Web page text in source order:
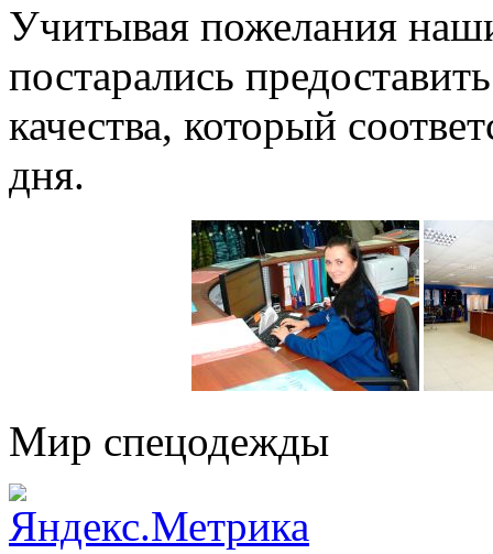
Учитывая пожелания
постарались
качества, который
дня.
Мир спецодежды